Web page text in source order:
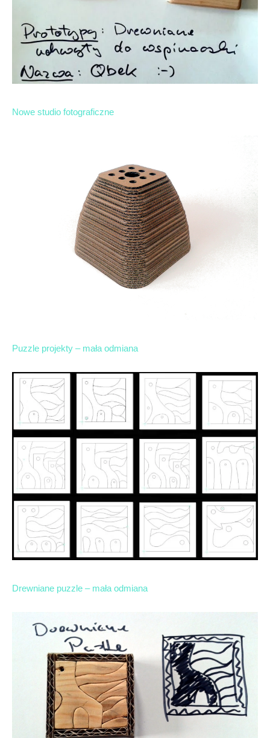
Nowe studio fotograficzne
Puzzle projekty – mała odmiana
Drewniane puzzle – mała odmiana